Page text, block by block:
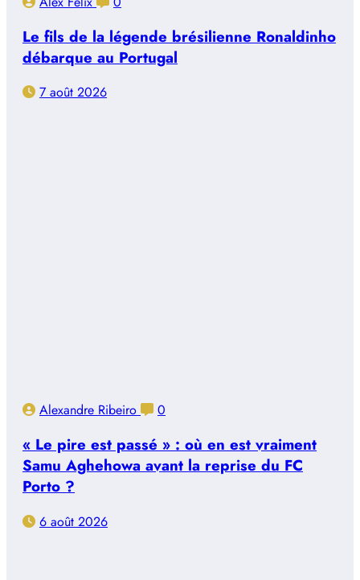
Le fils de la légende brésilienne Ronaldinho
débarque au Portugal
7 août 2026
Alexandre Ribeiro 0
« Le pire est passé » : où en est vraiment
Samu Aghehowa avant la reprise du FC
Porto ?
6 août 2026